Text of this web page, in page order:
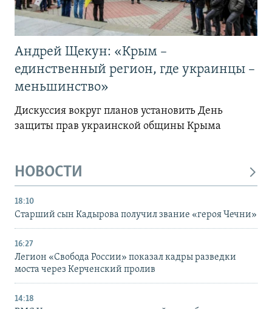
Андрей Щекун: «Крым –
единственный регион, где украинцы –
меньшинство»
Дискуссия вокруг планов установить День
защиты прав украинской общины Крыма
НОВОСТИ
18:10
Старший сын Кадырова получил звание «героя Чечни»
16:27
Легион «Свобода России» показал кадры разведки
моста через Керченский пролив
14:18